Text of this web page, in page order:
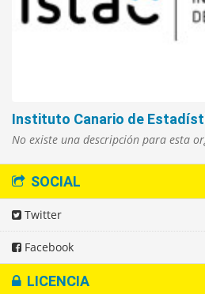
Instituto Canario de
No existe una descripción para esta
SOCIAL
Twitter
Facebook
LICENCIA